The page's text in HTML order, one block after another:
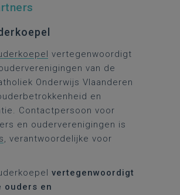
vertegenwoordigt
van de
Onderwijs Vlaanderen
en
Contactpersoon voor
en ouderverenigingen is
, verantwoordelijke voor
vertegenwoordigt
ouders en